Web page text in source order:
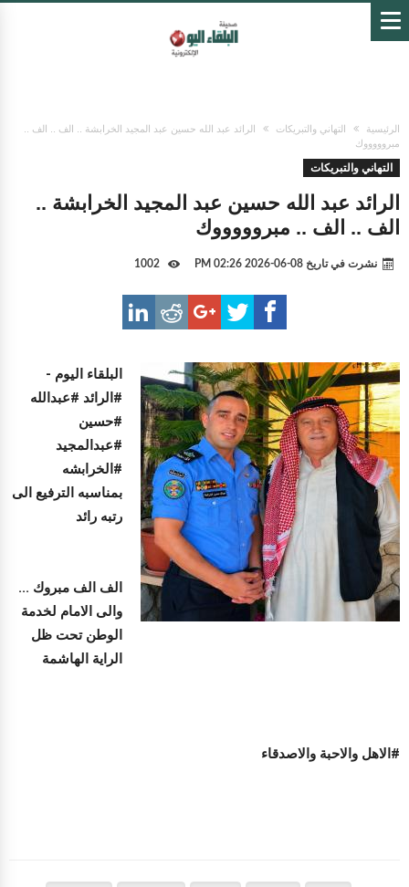
الرئيسية التهاني والتبريكات
الرائد عبد الله حسين عبد المجيد الخرابشة .. الف .. الف ..
مبروووووك
التهاني والتبريكات
الرائد عبد الله حسين عبد المجيد الخرابشة ..
الف .. الف .. مبروووووك
نشرت في تاريخ 08-06-2026 02:26 PM
البلقاء اليوم -
#الرائد #عبدالله
#حسين
#عبدالمجيد
#الخرابشه
بمناسبه الترفيع الى
رتبه رائد
الف الف مبروك ...
والى الامام لخدمة
الوطن تحت ظل
الراية الهاشمة
#الاهل والاحبة والاصدقاء